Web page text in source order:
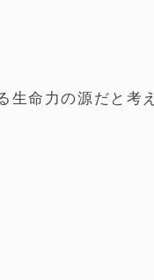
生命力の源だと考